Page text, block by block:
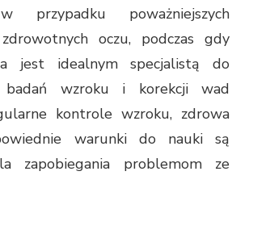
przypadku poważniejszych
oczu, podczas gdy
jest idealnym specjalistą do
badań wzroku i korekcji wad
kontrole wzroku, zdrowa
warunki do nauki są
zapobiegania problemom ze